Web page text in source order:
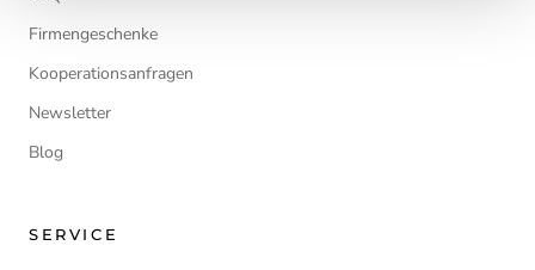
Firmengeschenke
Kooperationsanfragen
Newsletter
Blog
SERVICE